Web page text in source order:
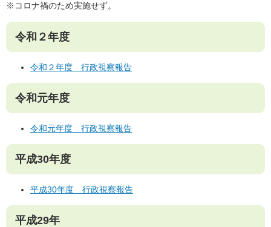
※コロナ禍のため実施せず。
令和２年度
令和２年度 行政視察報告
令和元年度
令和元年度 行政視察報告
平成30年度
平成30年度 行政視察報告
平成29年